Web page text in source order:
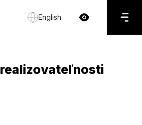
English
realizovateľnosti